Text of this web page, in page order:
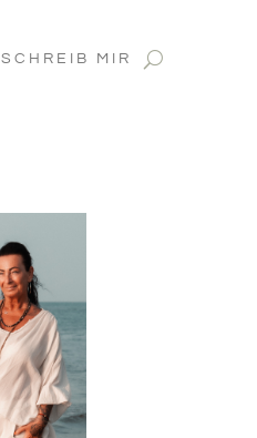
SCHREIB MIR